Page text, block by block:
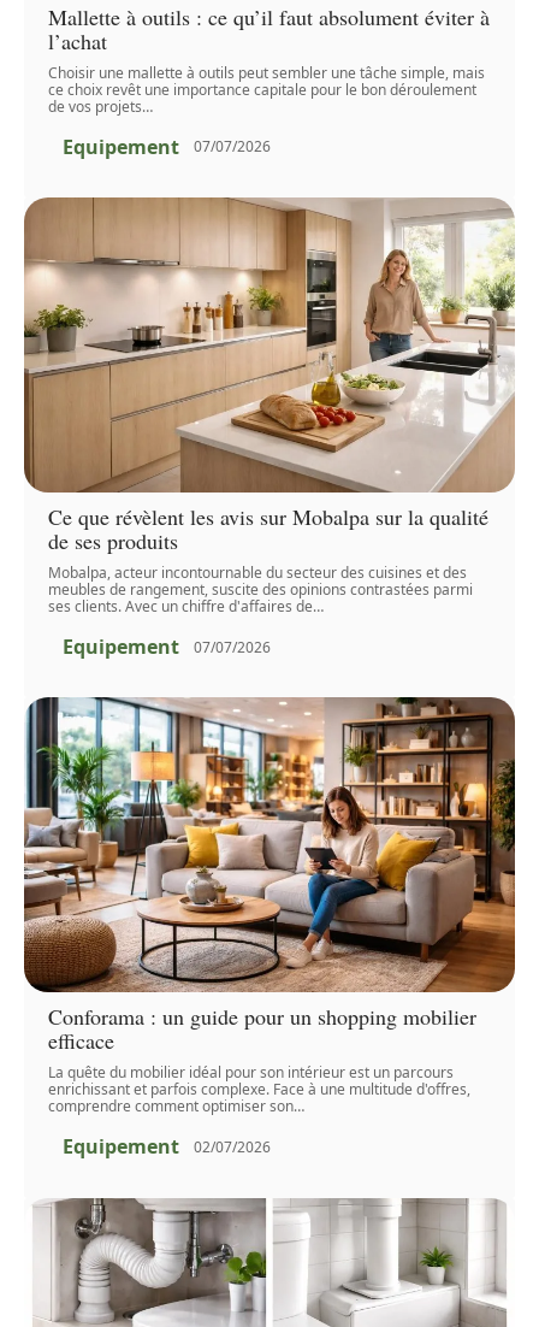
Mallette à outils : ce qu’il faut absolument éviter à
l’achat
Choisir une mallette à outils peut sembler une tâche simple, mais
ce choix revêt une importance capitale pour le bon déroulement
de vos projets…
Equipement 07/07/2026
Ce que révèlent les avis sur Mobalpa sur la qualité
de ses produits
Mobalpa, acteur incontournable du secteur des cuisines et des
meubles de rangement, suscite des opinions contrastées parmi
ses clients. Avec un chiffre d'affaires de…
Equipement 07/07/2026
Conforama : un guide pour un shopping mobilier
efficace
La quête du mobilier idéal pour son intérieur est un parcours
enrichissant et parfois complexe. Face à une multitude d'offres,
comprendre comment optimiser son…
Equipement 02/07/2026